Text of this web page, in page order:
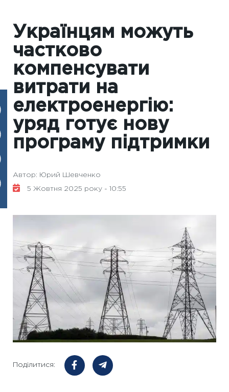
Українцям можуть
частково
компенсувати
витрати на
електроенергію:
уряд готує нову
програму підтримки
Автор: Юрий Шевченко
5 Жовтня 2025 року - 10:55
Поділитися: